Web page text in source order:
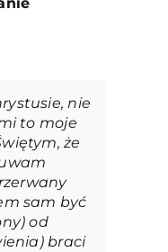
nie
to moje
że
sam być
od
braci